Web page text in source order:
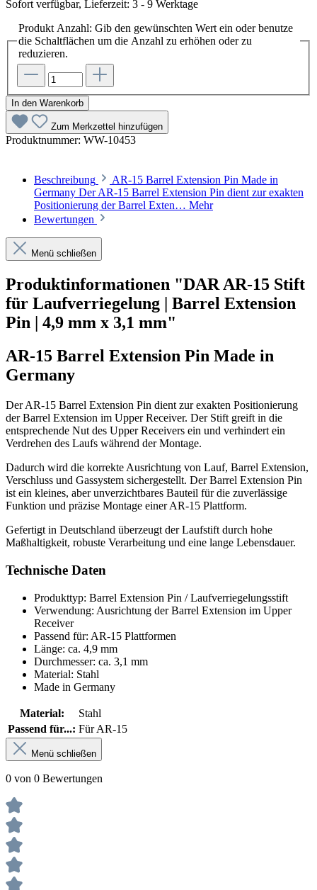
Sofort verfügbar, Lieferzeit: 3 - 9 Werktage
Produkt Anzahl: Gib den gewünschten Wert ein oder benutze
die Schaltflächen um die Anzahl zu erhöhen oder zu
reduzieren.
In den Warenkorb
Zum Merkzettel hinzufügen
Produktnummer: WW-10453
Beschreibung
AR-15 Barrel Extension Pin Made in
Germany Der AR-15 Barrel Extension Pin dient zur exakten
Positionierung der Barrel Exten… Mehr
Bewertungen
Menü schließen
Produktinformationen "DAR AR-15 Stift
für Laufverriegelung | Barrel Extension
Pin | 4,9 mm x 3,1 mm"
AR-15 Barrel Extension Pin Made in
Germany
Der AR-15 Barrel Extension Pin dient zur exakten Positionierung
der Barrel Extension im Upper Receiver. Der Stift greift in die
entsprechende Nut des Upper Receivers ein und verhindert ein
Verdrehen des Laufs während der Montage.
Dadurch wird die korrekte Ausrichtung von Lauf, Barrel Extension,
Verschluss und Gassystem sichergestellt. Der Barrel Extension Pin
ist ein kleines, aber unverzichtbares Bauteil für die zuverlässige
Funktion und präzise Montage einer AR-15 Plattform.
Gefertigt in Deutschland überzeugt der Laufstift durch hohe
Maßhaltigkeit, robuste Verarbeitung und eine lange Lebensdauer.
Technische Daten
Produkttyp: Barrel Extension Pin / Laufverriegelungsstift
Verwendung: Ausrichtung der Barrel Extension im Upper
Receiver
Passend für: AR-15 Plattformen
Länge: ca. 4,9 mm
Durchmesser: ca. 3,1 mm
Material: Stahl
Made in Germany
Material:
Stahl
Passend für...: Für AR-15
Menü schließen
0 von 0 Bewertungen